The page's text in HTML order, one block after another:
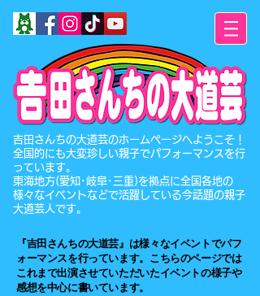
​吉田さんちの大道芸のホームページへようこそ！
全国的にも大変珍しい親子でパフォーマンスを行
っています。
東海地方(愛知･岐阜･三重)を拠点に全国各地の
様々なイベントなどで活躍している今話題の親子
大道芸人です。
『吉田さんちの大道芸』は​様々なイベントでパフ
ォーマンスを行っています。こちらのページでは
これまで出演させていただいたイベントの様子や
感想を中心に書いています。